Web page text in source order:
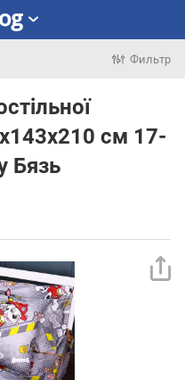
Фильтр
см 17-
Бязь